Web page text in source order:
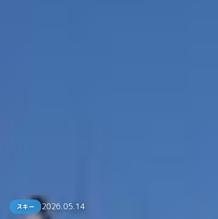
スキー 2026.05.14